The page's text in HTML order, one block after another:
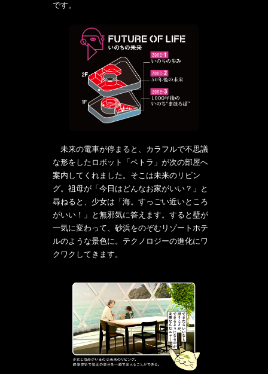
です。
未来の電車が停まると、カラフルで不思議
な形をしたロボット「ペトラ」が次の部屋へ
案内してくれました。そこは未来のリビン
グ。祖母が「今日はどんなお家がいい？」と
尋ねると、少女は「海。すっごい近いところ
がいい！」と無邪気に答えます。すると壁が
一気に変わって、砂浜をのぞむリゾートホテ
ルのような景色に。テクノロジーの進化にワ
クワクしてきます。